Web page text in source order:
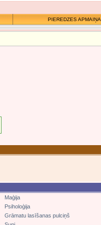
PIEREDZES APMAIŅA
Maģija
Psiholoģija
Grāmatu lasīšanas pulciņš